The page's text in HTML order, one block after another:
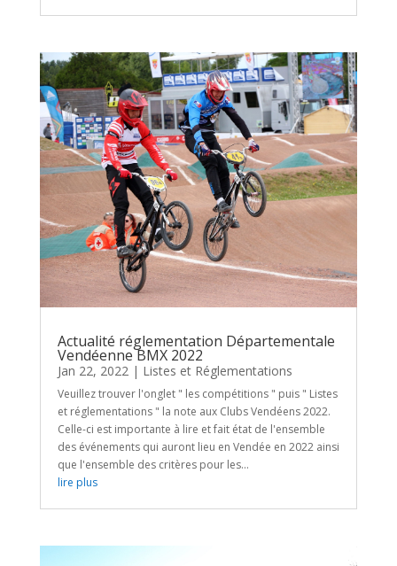
Actualité réglementation Départementale
Vendéenne BMX 2022
Jan 22, 2022| Listes et Réglementations
Veuillez trouver l'onglet " les compétitions " puis " Listes
et réglementations " la note aux Clubs Vendéens 2022.
Celle-ci est importante à lire et fait état de l'ensemble
des événements qui auront lieu en Vendée en 2022 ainsi
que l'ensemble des critères pour les...
lire plus